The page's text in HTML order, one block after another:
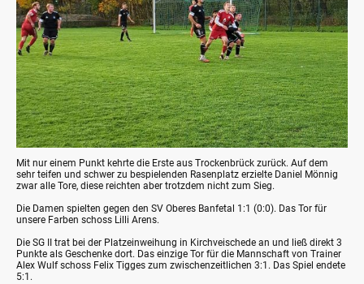
Mit nur einem Punkt kehrte die Erste aus Trockenbrück zurück. Auf dem
sehr teifen und schwer zu bespielenden Rasenplatz erzielte Daniel Mönnig
zwar alle Tore, diese reichten aber trotzdem nicht zum Sieg.
Die Damen spielten gegen den SV Oberes Banfetal 1:1 (0:0). Das Tor für
unsere Farben schoss Lilli Arens.
Die SG II trat bei der Platzeinweihung in Kirchveischede an und ließ direkt 3
Punkte als Geschenke dort. Das einzige Tor für die Mannschaft von Trainer
Alex Wulf schoss Felix Tigges zum zwischenzeitlichen 3:1. Das Spiel endete
5:1.